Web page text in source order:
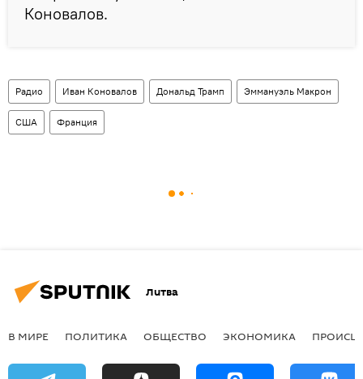
Коновалов.
Радио Иван Коновалов Дональд Трамп Эммануэль Макрон
США Франция
Литва
В МИРЕ ПОЛИТИКА ОБЩЕСТВО ЭКОНОМИКА